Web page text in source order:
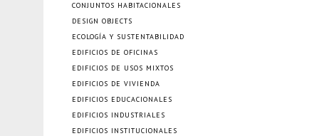
CONJUNTOS HABITACIONALES
DESIGN OBJECTS
ECOLOGÍA Y SUSTENTABILIDAD
EDIFICIOS DE OFICINAS
EDIFICIOS DE USOS MIXTOS
EDIFICIOS DE VIVIENDA
EDIFICIOS EDUCACIONALES
EDIFICIOS INDUSTRIALES
EDIFICIOS INSTITUCIONALES